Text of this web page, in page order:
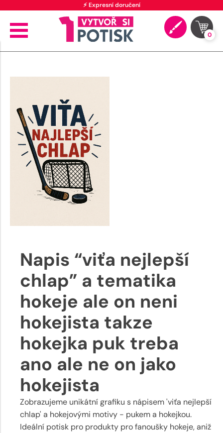
⚡ Expresní doručení
0
Napis “viťa nejlepší
chlap” a tematika
hokeje ale on neni
hokejista takze
hokejka puk treba
ano ale ne on jako
hokejista
Zobrazujeme unikátní grafiku s nápisem 'viťa nejlepší
chlap' a hokejovými motivy - pukem a hokejkou.
Ideální potisk pro produkty pro fanoušky hokeje, aniž